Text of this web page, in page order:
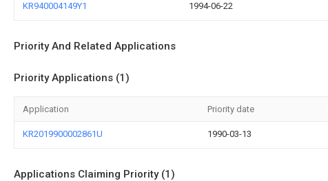
KR940004149Y1 1994-06-22
Priority And Related Applications
Priority Applications (1)
Application Priority date
KR2019900002861U 1990-03-13
Applications Claiming Priority (1)